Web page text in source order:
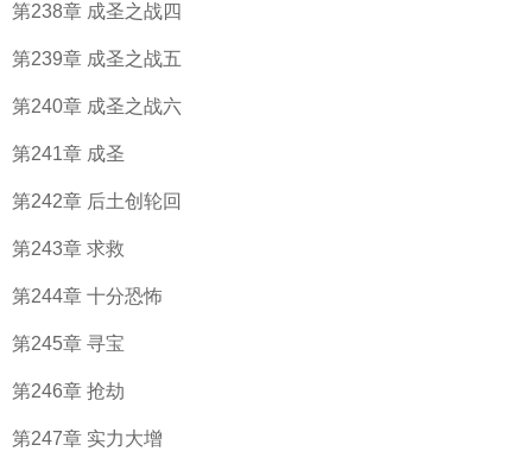
第238章 成圣之战四
第239章 成圣之战五
第240章 成圣之战六
第241章 成圣
第242章 后土创轮回
第243章 求救
第244章 十分恐怖
第245章 寻宝
第246章 抢劫
第247章 实力大增